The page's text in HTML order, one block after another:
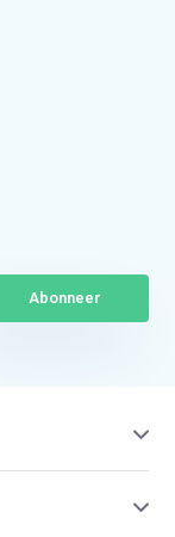
Abonneer